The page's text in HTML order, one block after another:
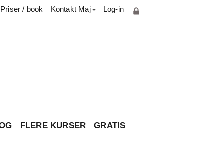
Priser / book Kontakt Maj Log-in
FLERE KURSER GRATIS